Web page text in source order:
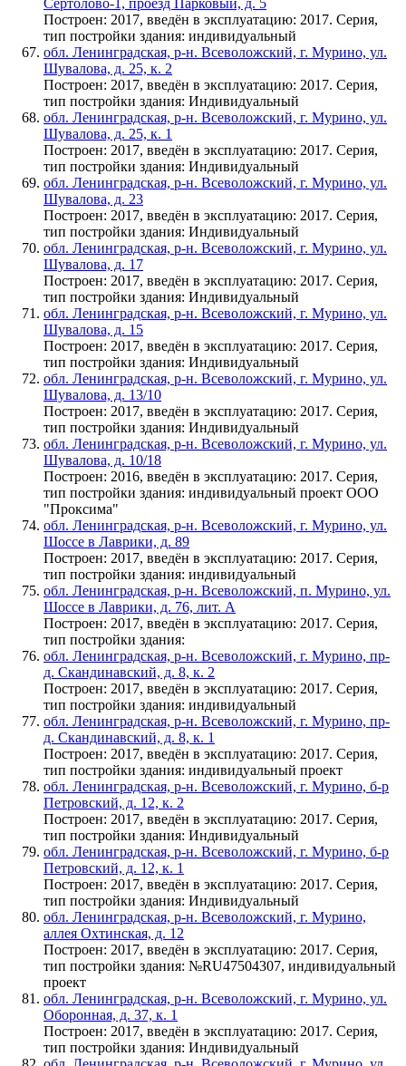
Построен: 2017, введён в эксплуатацию: 2017. Серия,
тип постройки здания: индивидуальный
обл. Ленинградская, р-н. Всеволожский, г. Мурино, ул.
Шувалова, д. 25, к. 2
Построен: 2017, введён в эксплуатацию: 2017. Серия,
тип постройки здания: Индивидуальный
обл. Ленинградская, р-н. Всеволожский, г. Мурино, ул.
Шувалова, д. 25, к. 1
Построен: 2017, введён в эксплуатацию: 2017. Серия,
тип постройки здания: Индивидуальный
обл. Ленинградская, р-н. Всеволожский, г. Мурино, ул.
Шувалова, д. 23
Построен: 2017, введён в эксплуатацию: 2017. Серия,
тип постройки здания: Индивидуальный
обл. Ленинградская, р-н. Всеволожский, г. Мурино, ул.
Шувалова, д. 17
Построен: 2017, введён в эксплуатацию: 2017. Серия,
тип постройки здания: Индивидуальный
обл. Ленинградская, р-н. Всеволожский, г. Мурино, ул.
Шувалова, д. 15
Построен: 2017, введён в эксплуатацию: 2017. Серия,
тип постройки здания: Индивидуальный
обл. Ленинградская, р-н. Всеволожский, г. Мурино, ул.
Шувалова, д. 13/10
Построен: 2017, введён в эксплуатацию: 2017. Серия,
тип постройки здания: Индивидуальный
обл. Ленинградская, р-н. Всеволожский, г. Мурино, ул.
Шувалова, д. 10/18
Построен: 2016, введён в эксплуатацию: 2017. Серия,
тип постройки здания: индивидуальный проект ООО
"Проксима"
обл. Ленинградская, р-н. Всеволожский, г. Мурино, ул.
Шоссе в Лаврики, д. 89
Построен: 2017, введён в эксплуатацию: 2017. Серия,
тип постройки здания: индивидуальный
обл. Ленинградская, р-н. Всеволожский, п. Мурино, ул.
Шоссе в Лаврики, д. 76, лит. А
Построен: 2017, введён в эксплуатацию: 2017. Серия,
тип постройки здания:
обл. Ленинградская, р-н. Всеволожский, г. Мурино, пр-
д. Скандинавский, д. 8, к. 2
Построен: 2017, введён в эксплуатацию: 2017. Серия,
тип постройки здания: индивидуальный
обл. Ленинградская, р-н. Всеволожский, г. Мурино, пр-
д. Скандинавский, д. 8, к. 1
Построен: 2017, введён в эксплуатацию: 2017. Серия,
тип постройки здания: индивидуальный проект
обл. Ленинградская, р-н. Всеволожский, г. Мурино, б-р
Петровский, д. 12, к. 2
Построен: 2017, введён в эксплуатацию: 2017. Серия,
тип постройки здания: Индивидуальный
обл. Ленинградская, р-н. Всеволожский, г. Мурино, б-р
Петровский, д. 12, к. 1
Построен: 2017, введён в эксплуатацию: 2017. Серия,
тип постройки здания: Индивидуальный
обл. Ленинградская, р-н. Всеволожский, г. Мурино,
аллея Охтинская, д. 12
Построен: 2017, введён в эксплуатацию: 2017. Серия,
тип постройки здания: №RU47504307, индивидуальный
проект
обл. Ленинградская, р-н. Всеволожский, г. Мурино, ул.
Оборонная, д. 37, к. 1
Построен: 2017, введён в эксплуатацию: 2017. Серия,
тип постройки здания: Индивидуальный